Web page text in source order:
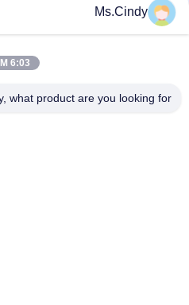
مواد غذایی
کاغذ آستر سیمان کرافت برای مقاومت
Ms.Cindy
6:03 AM
what product are you looking for?